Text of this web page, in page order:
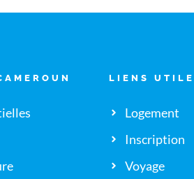
LIENS
Logement
Inscription
Voyage